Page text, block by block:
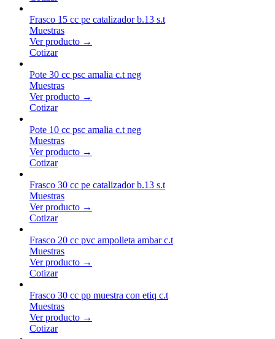
Frasco 15 cc pe catalizador b.13 s.t
Muestras
Ver producto →
Cotizar
Pote 30 cc psc amalia c.t neg
Muestras
Ver producto →
Cotizar
Pote 10 cc psc amalia c.t neg
Muestras
Ver producto →
Cotizar
Frasco 30 cc pe catalizador b.13 s.t
Muestras
Ver producto →
Cotizar
Frasco 20 cc pvc ampolleta ambar c.t
Muestras
Ver producto →
Cotizar
Frasco 30 cc pp muestra con etiq c.t
Muestras
Ver producto →
Cotizar